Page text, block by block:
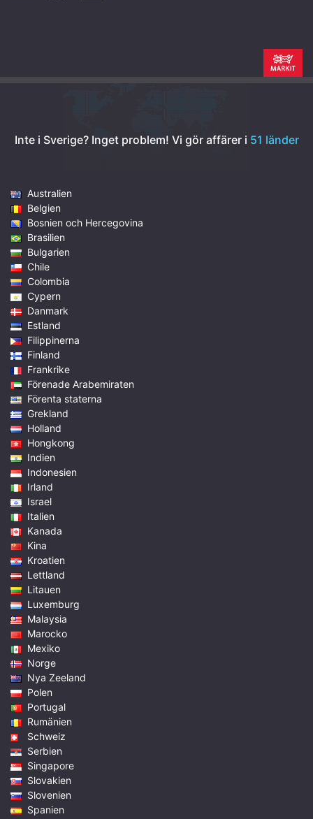
Inte i Sverige? Inget problem! Vi gör affärer i 51 länder
Australien
Belgien
Bosnien och Hercegovina
Brasilien
Bulgarien
Chile
Colombia
Cypern
Danmark
Estland
Filippinerna
Finland
Frankrike
Förenade Arabemiraten
Förenta staterna
Grekland
Holland
Hongkong
Indien
Indonesien
Irland
Israel
Italien
Kanada
Kina
Kroatien
Lettland
Litauen
Luxemburg
Malaysia
Marocko
Mexiko
Norge
Nya Zeeland
Polen
Portugal
Rumänien
Schweiz
Serbien
Singapore
Slovakien
Slovenien
Spanien